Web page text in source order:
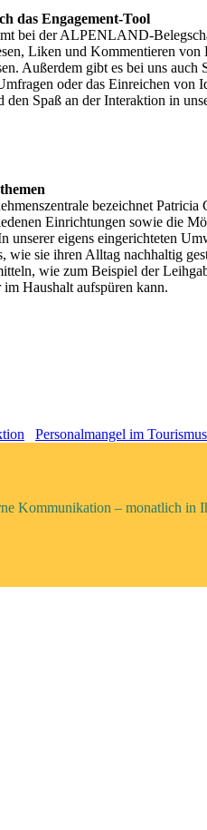
das Engagement-Tool
bei der ALPENLAND-
Liken und Kommentieren von
Außerdem gibt es bei uns auch
oder das Einreichen von
Spaß an der Interaktion in
bezeichnet Patricia
Einrichtungen sowie die
unserer eigens eingerichteten
sie ihren Alltag nachhaltig
wie zum Beispiel der
im Haushalt aufspüren kann.
Personalmangel im
Kommunikation – monatlich in